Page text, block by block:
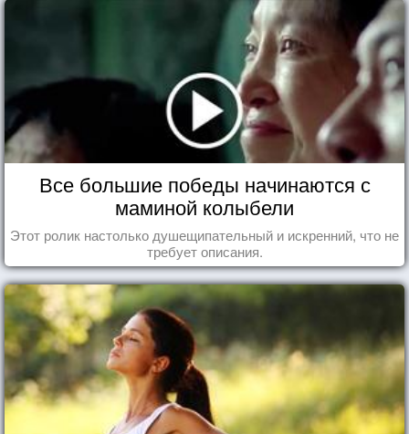
Все большие победы начинаются с
маминой колыбели
Этот ролик настолько душещипательный и искренний, что не
требует описания.